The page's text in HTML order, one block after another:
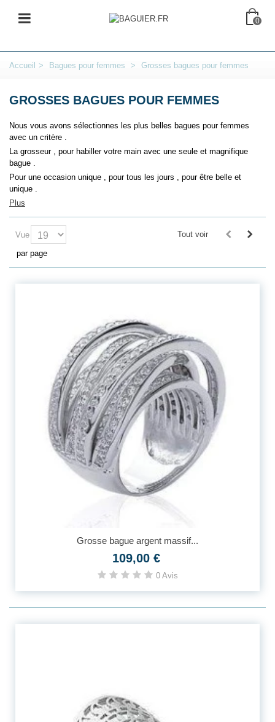
0
Accueil > Bagues pour femmes > Grosses bagues pour femmes
GROSSES BAGUES POUR FEMMES
Nous vous avons sélectionnes les plus belles bagues pour femmes
avec un critère .
La grosseur , pour habiller votre main avec une seule et magnifique
bague .
Pour une occasion unique , pour tous les jours , pour être belle et
unique .
Plus
Vue
par page
Tout voir
Grosse bague argent massif...
109,00 €
0 Avis